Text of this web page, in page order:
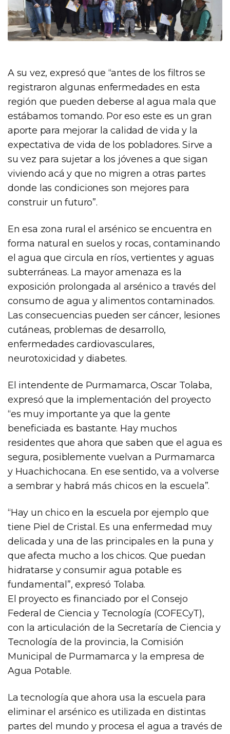
A su vez, expresó que “antes de los filtros se
registraron algunas enfermedades en esta
región que pueden deberse al agua mala que
estábamos tomando. Por eso este es un gran
aporte para mejorar la calidad de vida y la
expectativa de vida de los pobladores. Sirve a
su vez para sujetar a los jóvenes a que sigan
viviendo acá y que no migren a otras partes
donde las condiciones son mejores para
construir un futuro”.
En esa zona rural el arsénico se encuentra en
forma natural en suelos y rocas, contaminando
el agua que circula en ríos, vertientes y aguas
subterráneas. La mayor amenaza es la
exposición prolongada al arsénico a través del
consumo de agua y alimentos contaminados.
Las consecuencias pueden ser cáncer, lesiones
cutáneas, problemas de desarrollo,
enfermedades cardiovasculares,
neurotoxicidad y diabetes.
El intendente de Purmamarca, Oscar Tolaba,
expresó que la implementación del proyecto
“es muy importante ya que la gente
beneficiada es bastante. Hay muchos
residentes que ahora que saben que el agua es
segura, posiblemente vuelvan a Purmamarca
y Huachichocana. En ese sentido, va a volverse
a sembrar y habrá más chicos en la escuela”.
“Hay un chico en la escuela por ejemplo que
tiene Piel de Cristal. Es una enfermedad muy
delicada y una de las principales en la puna y
que afecta mucho a los chicos. Que puedan
hidratarse y consumir agua potable es
fundamental”, expresó Tolaba.
El proyecto es financiado por el Consejo
Federal de Ciencia y Tecnología (COFECyT),
con la articulación de la Secretaría de Ciencia y
Tecnología de la provincia, la Comisión
Municipal de Purmamarca y la empresa de
Agua Potable.
La tecnología que ahora usa la escuela para
eliminar el arsénico es utilizada en distintas
partes del mundo y procesa el agua a través de